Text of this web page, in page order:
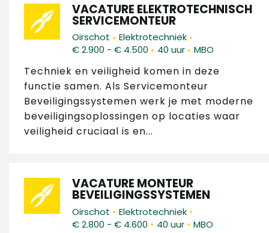
VACATURE ELEKTROTECHNISCH
SERVICEMONTEUR
Oirschot • Elektrotechniek •
€ 2.900 - € 4.500 • 40 uur • MBO
Techniek en veiligheid komen in deze
functie samen. Als Servicemonteur
Beveiligingssystemen werk je met moderne
beveiligingsoplossingen op locaties waar
veiligheid cruciaal is en...
VACATURE MONTEUR
BEVEILIGINGSSYSTEMEN
Oirschot • Elektrotechniek •
€ 2.800 - € 4.600 • 40 uur • MBO